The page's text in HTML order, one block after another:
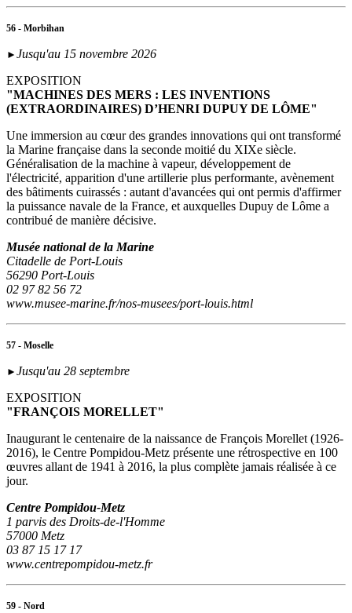
56 - Morbihan
► Jusqu'au 15 novembre 2026
EXPOSITION
"MACHINES DES MERS : LES INVENTIONS
(EXTRAORDINAIRES) D’HENRI DUPUY DE LÔME"
Une immersion au cœur des grandes innovations qui ont transformé
la Marine française dans la seconde moitié du XIXe siècle.
Généralisation de la machine à vapeur, développement de
l'électricité, apparition d'une artillerie plus performante, avènement
des bâtiments cuirassés : autant d'avancées qui ont permis d'affirmer
la puissance navale de la France, et auxquelles Dupuy de Lôme a
contribué de manière décisive.
Musée national de la Marine
Citadelle de Port-Louis
56290 Port-Louis
02 97 82 56 72
www.musee-marine.fr/nos-musees/port-louis.html
57 - Moselle
► Jusqu'au 28 septembre
EXPOSITION
"FRANÇOIS MORELLET"
Inaugurant le centenaire de la naissance de François Morellet (1926-
2016), le Centre Pompidou-Metz présente une rétrospective en 100
œuvres allant de 1941 à 2016, la plus complète jamais réalisée à ce
jour.
Centre Pompidou-Metz
1 parvis des Droits-de-l'Homme
57000 Metz
03 87 15 17 17
www.centrepompidou-metz.fr
59 - Nord